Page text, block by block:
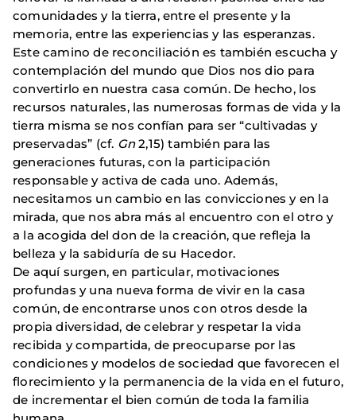
comunidades y la tierra, entre el presente y la
memoria, entre las experiencias y las esperanzas.
Este camino de reconciliación es también escucha y
contemplación del mundo que Dios nos dio para
convertirlo en nuestra casa común. De hecho, los
recursos naturales, las numerosas formas de vida y la
tierra misma se nos confían para ser “cultivadas y
preservadas” (cf. Gn2,15) también para las
generaciones futuras, con la participación
responsable y activa de cada uno. Además,
necesitamos un cambio en las convicciones y en la
mirada, que nos abra más al encuentro con el otro y
a la acogida del don de la creación, que refleja la
belleza y la sabiduría de su Hacedor.
De aquí surgen, en particular, motivaciones
profundas y una nueva forma de vivir en la casa
común, de encontrarse unos con otros desde la
propia diversidad, de celebrar y respetar la vida
recibida y compartida, de preocuparse por las
condiciones y modelos de sociedad que favorecen el
florecimiento y la permanencia de la vida en el futuro,
de incrementar el bien común de toda la familia